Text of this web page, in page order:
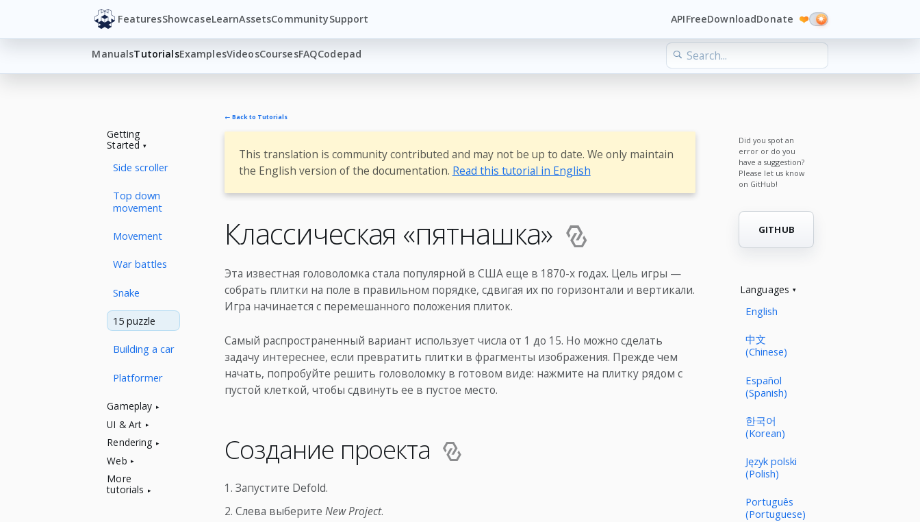
FeaturesShowcaseLearnAssetsCommunitySupport APIFreeDownloadDonate ❤️
ManualsTutorialsExamplesVideosCoursesFAQCodepad
Getting
Started
Side scroller
Top down
movement
Movement
War battles
Snake
15 puzzle
Building a car
Platformer
Gameplay
UI & Art
Rendering
Web
More
tutorials
← Back to Tutorials
This translation is community contributed and may not be up to date. We only maintain
the English version of the documentation. Read this tutorial in English
Классическая «пятнашка»
Эта известная головоломка стала популярной в США еще в 1870-х годах. Цель игры —
собрать плитки на поле в правильном порядке, сдвигая их по горизонтали и вертикали.
Игра начинается с перемешанного положения плиток.
Самый распространенный вариант использует числа от 1 до 15. Но можно сделать
задачу интереснее, если превратить плитки в фрагменты изображения. Прежде чем
начать, попробуйте решить головоломку в готовом виде: нажмите на плитку рядом с
пустой клеткой, чтобы сдвинуть ее в пустое место.
Создание проекта
Запустите Defold.
Слева выберите New Project.
Did you spot an
error or do you
have a suggestion?
Please let us know
on GitHub!
GITHUB
Languages
English
中文
(Chinese)
Español
(Spanish)
한국어
(Korean)
Język polski
(Polish)
Português
(Portuguese)